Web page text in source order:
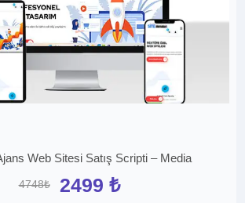
Web Sitesi Satış Scripti – Media
4748₺ 2499 ₺